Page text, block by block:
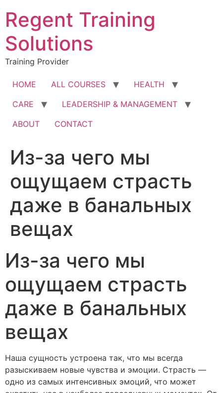
content
Regent Training
Solutions
Training Provider
HOME ALL COURSES
HEALTH
CARE
LEADERSHIP & MANAGEMENT
ABOUT
CONTACT
Из-за чего мы
ощущаем страсть
даже в банальных
вещах
Из-за чего мы
ощущаем страсть
даже в банальных
вещах
Наша сущность устроена так, что мы всегда
разыскиваем новые чувства и эмоции. Страсть —
одно из самых интенсивных эмоций, что может